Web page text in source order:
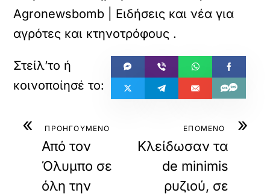
Agronewsbomb | Ειδήσεις και νέα για
αγρότες και κτηνοτρόφους .
« ΠΡΟΗΓΟΥΜΕΝΟ
Από τον
Όλυμπο σε
όλη την
»
ΕΠΟΜΕΝΟ
Κλείδωσαν τα
de minimis
ρυζιού, σε